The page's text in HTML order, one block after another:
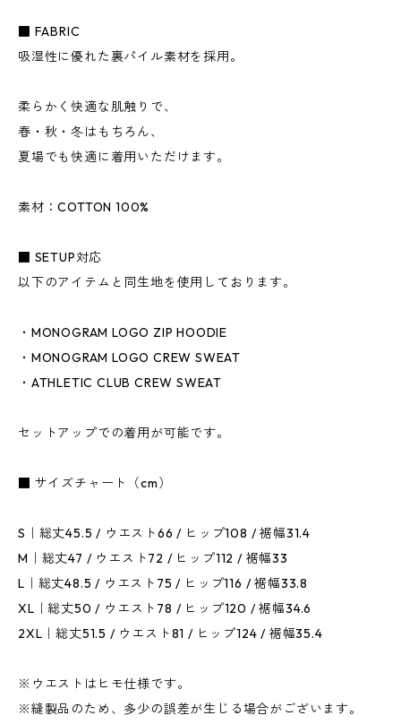
■ FABRIC
吸湿性に優れた裏パイル素材を採用。
柔らかく快適な肌触りで、
春・秋・冬はもちろん、
夏場でも快適に着用いただけます。
素材：COTTON 100%
■ SETUP対応
以下のアイテムと同生地を使用しております。
・MONOGRAM LOGO ZIP HOODIE
・MONOGRAM LOGO CREW SWEAT
・ATHLETIC CLUB CREW SWEAT
セットアップでの着用が可能です。
■ サイズチャート（cm）
S｜総丈45.5 / ウエスト66 / ヒップ108 / 裾幅31.4
M｜総丈47 / ウエスト72 / ヒップ112 / 裾幅33
L｜総丈48.5 / ウエスト75 / ヒップ116 / 裾幅33.8
XL｜総丈50 / ウエスト78 / ヒップ120 / 裾幅34.6
2XL｜総丈51.5 / ウエスト81 / ヒップ124 / 裾幅35.4
※ウエストはヒモ仕様です。
※縫製品のため、多少の誤差が生じる場合がございます。